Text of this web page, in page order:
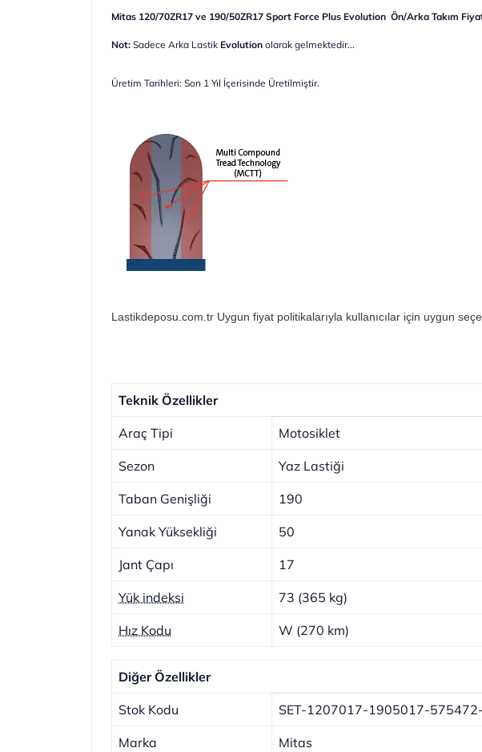
Mitas 120/70ZR17 ve 190/50ZR17 Sport Force Plus Evolution Ön/Arka Takım
Not: Sadece Arka Lastik Evolution olarak gelmektedir...
Üretim Tarihleri: Son 1 Yıl İçerisinde Üretilmiştir.
Lastikdeposu.com.tr Uygun fiyat politikalarıyla kullanıcılar için uygun
Teknik Özellikler
Araç Tipi Motosiklet
Sezon Yaz Lastiği
Taban Genişliği 190
Yanak Yüksekliği 50
Jant Çapı 17
Yük indeksi 73 (365 kg)
Hız Kodu W (270 km)
Diğer Özellikler
Stok Kodu SET-1207017-1905017-
Marka Mitas